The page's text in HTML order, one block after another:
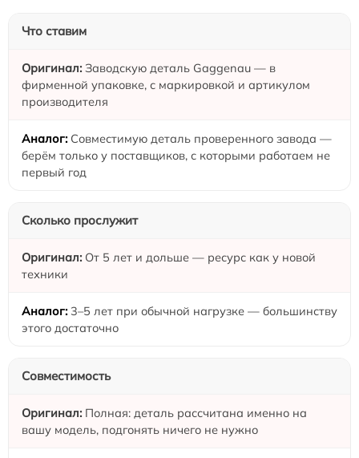
Что ставим
Заводскую деталь Gaggenau — в
фирменной упаковке, с маркировкой и артикулом
производителя
Совместимую деталь проверенного завода —
берём только у поставщиков, с которыми работаем не
первый год
Сколько прослужит
От 5 лет и дольше — ресурс как у новой
техники
3–5 лет при обычной нагрузке — большинству
этого достаточно
Совместимость
Полная: деталь рассчитана именно на
вашу модель, подгонять ничего не нужно